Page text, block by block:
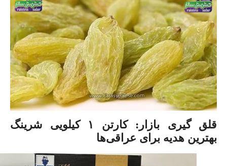
قلق گیری بازار: کارتن ۱ کیلویی شرینگ
بهترین هدیه برای عراقی‌ها